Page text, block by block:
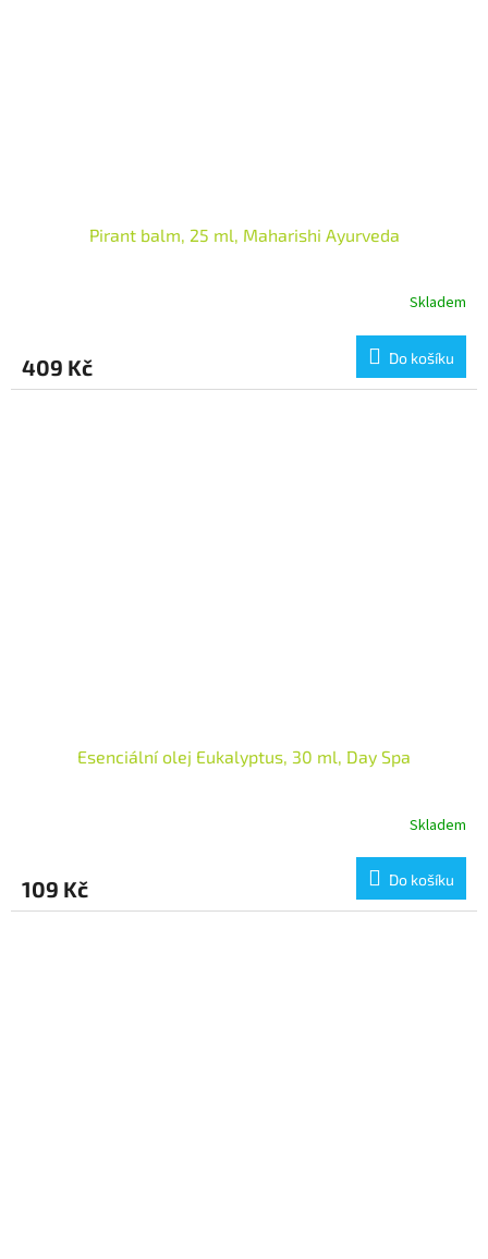
Pirant balm, 25 ml, Maharishi Ayurveda
Skladem
409 Kč Do košíku
Esenciální olej Eukalyptus, 30 ml, Day Spa
Skladem
109 Kč Do košíku